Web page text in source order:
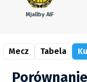
Mjallby AIF
Mecz Tabela